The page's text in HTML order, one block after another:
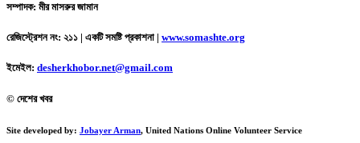
সম্পাদক: মীর মাসরুর জামান
রেজিস্ট্রেশন নং: ২১১ | একটি সমষ্টি প্রকাশনা | www.somashte.org
ইমেইল: desherkhobor.net@gmail.com
© দেশের খবর
Site developed by: Jobayer Arman, United Nations Online Volunteer Service